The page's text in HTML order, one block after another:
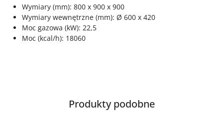
Wymiary (mm): 800 x 900 x 900
Wymiary wewnętrzne (mm): Ø 600 x 420
Moc gazowa (kW): 22,5
Moc (kcal/h): 18060
Pomiń karuzelę produktów
Produkty
Produkty podobne